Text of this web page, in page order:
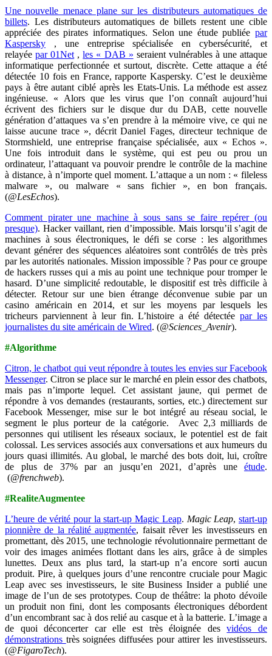
Une nouvelle menace plane sur les distributeurs automatiques de
billets. Les distributeurs automatiques de billets restent une cible
appréciée des pirates informatiques. Selon une étude publiée par
Kaspersky , une entreprise spécialisée en cybersécurité, et
relayéepar 01Net ,les « DAB » seraient vulnérables à une attaque
informatique perfectionnée et surtout, discrète. Cette attaque a été
détectée 10 fois en France, rapporte Kaspersky. C’est le deuxième
pays à être autant ciblé après les Etats-Unis. La méthode est assez
ingénieuse. « Alors que les virus que l’on connaît aujourd’hui
écrivent des fichiers sur le disque dur du DAB, cette nouvelle
génération d’attaques va s’en prendre à la mémoire vive, ce qui ne
laisse aucune trace », décrit Daniel Fages, directeur technique de
Stormshield, une entreprise française spécialisée, aux « Echos ».
Une fois introduit dans le système, qui est peu ou prou un
ordinateur, l’attaquant va pouvoir prendre le contrôle de la machine
à distance, à n’importe quel moment. L’attaque a un nom : « fileless
malware », ou malware « sans fichier », en bon français.
(@LesEchos).
Comment pirater une machine à sous sans se faire repérer (ou
presque). Hacker vaillant, rien d’impossible. Mais lorsqu’il s’agit de
machines à sous électroniques, le défi se corse : les algorithmes
devant générer des séquences aléatoires sont contrôlés de très près
par les autorités nationales. Mission impossible ? Pas pour ce groupe
de hackers russes qui a mis au point une technique pour tromper le
hasard. D’une simplicité redoutable, le dispositif est très difficile à
détecter. Retour sur une bien étrange déconvenue subie par un
casino américain en 2014, et sur les moyens par lesquels les
tricheurs parviennent à leur fin. L’histoire a été détectéepar les
journalistes du site américain de Wired. (@Sciences_Avenir).
#Algorithme
Citron, le chatbot qui veut répondre à toutes les envies sur Facebook
Messenger. Citron se place sur le marché en plein essor des chatbots,
mais pas n’importe lequel. Cet assistant jaune, qui permet de
répondre à vos demandes (restaurants, sorties, etc.) directement sur
Facebook Messenger, mise sur le bot intégré au réseau social, le
segment le plus porteur de la catégorie. Avec 2,3 milliards de
personnes qui utilisent les réseaux sociaux, le potentiel est de fait
colossal. Les services associés aux conversations et aux humeurs du
jours quasi illimités. Au global, le marché des bots doit, lui, croître
de plus de 37% par an jusqu’en 2021, d’après une étude.
(@frenchweb).
#RealiteAugmentee
L’heure de vérité pour la start-up Magic Leap. Magic Leap,start-up
pionnière de la réalité augmentée, faisait rêver les investisseurs en
promettant, dès 2015, une technologie révolutionnaire permettant de
voir des images animées flottant dans les airs, grâce à de simples
lunettes. Deux ans plus tard, la start-up n’a encore sorti aucun
produit. Pire, à quelques jours d’une rencontre cruciale pour Magic
Leap avec ses investisseurs, le site Business Insider a publié une
image de l’un de ses prototypes. Coup de théâtre: la photo dévoile
un produit non fini, dont les composants électroniques débordent
d’un encombrant sac à dos relié au casque et à la batterie. L’image a
de quoi déconcerter car elle est très éloignée desvidéos de
démonstrations très soignées diffusées pour attirer les investisseurs.
(@FigaroTech).